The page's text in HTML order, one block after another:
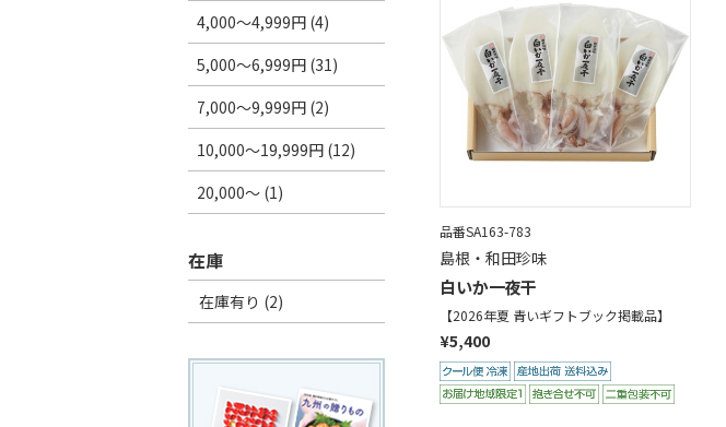
品番SA163-783
島根・和田珍味
白いか一夜干
【2026年夏 青いギフトブック掲載品】
¥5,400
4,000～4,999円 (4)
5,000～6,999円 (31)
7,000～9,999円 (2)
10,000～19,999円 (12)
20,000～ (1)
在庫
在庫有り (2)